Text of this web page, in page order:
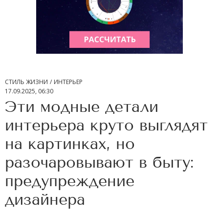
СТИЛЬ ЖИЗНИ
ИНТЕРЬЕР
17.09.2025, 06:30
Эти модные детали
интерьера круто выглядят
на картинках, но
разочаровывают в быту:
предупреждение
дизайнера